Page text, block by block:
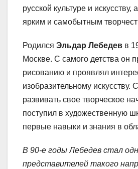
русской культуре и искусству,
ярким и самобытным
Родился Эльдар Лебедев в
Москве. С самого детства он
рисованию и проявлял
изобразительному искусству.
развивать свое творческое
поступил в художественную
первые навыки и знания в
В 90-е годы Лебедев стал
представителей такого